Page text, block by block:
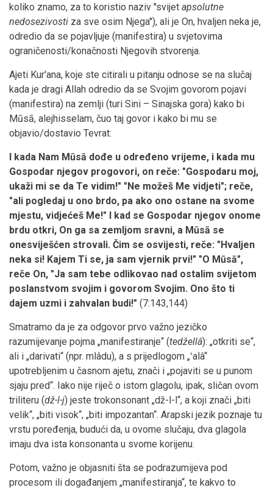
koliko znamo, za to koristio naziv ''svijet apsolutne
nedosezivosti za sve osim Njega''), ali je On, hvaljen neka je,
odredio da se pojavljuje (manifestira) u svjetovima
ograničenosti/konačnosti Njegovih stvorenja.
Ajeti Kur'ana, koje ste citirali u pitanju odnose se na slučaj
kada je dragi Allah odredio da se Svojim govorom pojavi
(manifestira) na zemlji (turi Sini – Sinajska gora) kako bi
Mūsā, alejhisselam, čuo taj govor i kako bi mu se
objavio/dostavio Tevrat:
I kada Nam Mūsā dođe u određeno vrijeme, i kada mu
Gospodar njegov progovori, on reče: "Gospodaru moj,
ukaži mi se da Te vidim!" "Ne možeš Me vidjeti"; reče,
"ali pogledaj u ono brdo, pa ako ono ostane na svome
mjestu, vidjećeš Me!" I kad se Gospodar njegov onome
brdu otkri, On ga sa zemljom sravni, a Mūsā se
onesviješćen strovali. Čim se osvijesti, reče: "Hvaljen
neka si! Kajem Ti se, ja sam vjernik prvi!" "O Mūsā",
reče On, "Ja sam tebe odlikovao nad ostalim svijetom
poslanstvom svojim i govorom Svojim. Ono što ti
dajem uzmi i zahvalan budi!" (7:143,144)
Smatramo da je za odgovor prvo važno jezičko
razumijevanje pojma „manifestiranje“ (tedžellâ): „otkriti se“,
ali i „darivati“ (npr. mlâdu), a s prijedlogom „ʻalâ“
upotrebljenim u časnom ajetu, znači i „pojaviti se u punom
sjaju pred“. Iako nije riječ o istom glagolu, ipak, sličan ovom
triliteru (dž-l-j) jeste trokonsonant „dž-l-l“, a koji znači „biti
velik“, „biti visok“, „biti impozantan“. Arapski jezik poznaje tu
vrstu poređenja, budući da, u ovome slučaju, dva glagola
imaju dva ista konsonanta u svome korijenu.
Potom, važno je objasniti šta se podrazumijeva pod
procesom ili događanjem „manifestiranja“, te kakvo to